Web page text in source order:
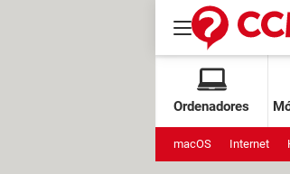
Ordenadores
macOS Internet